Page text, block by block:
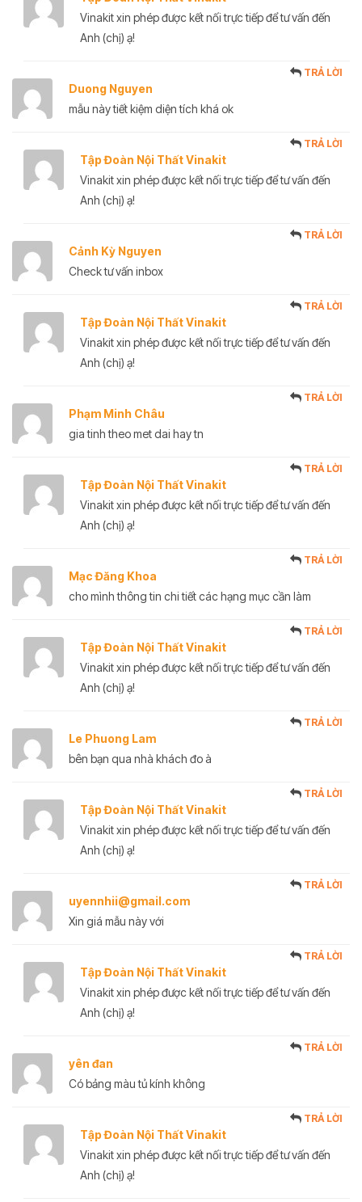
Vinakit xin phép được kết nối trực tiếp để tư vấn đến
Anh (chị) ạ!
Duong Nguyen
TRẢ LỜI
mẫu này tiết kiệm diện tích khá ok
Tập Đoàn Nội Thất Vinakit
TRẢ LỜI
Vinakit xin phép được kết nối trực tiếp để tư vấn đến
Anh (chị) ạ!
Cảnh Kỳ Nguyen
TRẢ LỜI
Check tư vấn inbox
Tập Đoàn Nội Thất Vinakit
TRẢ LỜI
Vinakit xin phép được kết nối trực tiếp để tư vấn đến
Anh (chị) ạ!
Phạm Minh Châu
TRẢ LỜI
gia tinh theo met dai hay tn
Tập Đoàn Nội Thất Vinakit
TRẢ LỜI
Vinakit xin phép được kết nối trực tiếp để tư vấn đến
Anh (chị) ạ!
Mạc Đăng Khoa
TRẢ LỜI
cho mình thông tin chi tiết các hạng mục cần làm
Tập Đoàn Nội Thất Vinakit
TRẢ LỜI
Vinakit xin phép được kết nối trực tiếp để tư vấn đến
Anh (chị) ạ!
Le Phuong Lam
TRẢ LỜI
bên bạn qua nhà khách đo à
Tập Đoàn Nội Thất Vinakit
TRẢ LỜI
Vinakit xin phép được kết nối trực tiếp để tư vấn đến
Anh (chị) ạ!
uyennhii@gmail.com
TRẢ LỜI
Xin giá mẫu này với
Tập Đoàn Nội Thất Vinakit
TRẢ LỜI
Vinakit xin phép được kết nối trực tiếp để tư vấn đến
Anh (chị) ạ!
yên đan
TRẢ LỜI
Có bảng màu tủ kính không
Tập Đoàn Nội Thất Vinakit
TRẢ LỜI
Vinakit xin phép được kết nối trực tiếp để tư vấn đến
Anh (chị) ạ!